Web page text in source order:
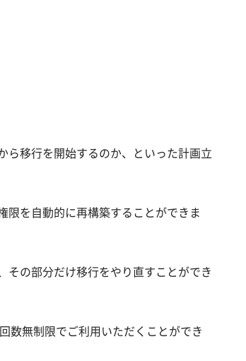
ら移行を開始するのか、といった計画立
を自動的に再構築することができま
の部分だけ移行をやり直すことができ
数無制限でご利用いただくことができ